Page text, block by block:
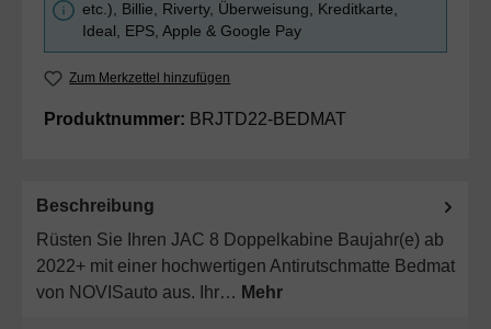
etc.), Billie, Riverty, Überweisung, Kreditkarte,
Ideal, EPS, Apple & Google Pay
Zum Merkzettel hinzufügen
Produktnummer: BRJTD22-BEDMAT
Beschreibung
Rüsten Sie Ihren JAC 8 Doppelkabine Baujahr(e) ab
2022+ mit einer hochwertigen Antirutschmatte Bedmat
von NOVISauto aus. Ihr… Mehr